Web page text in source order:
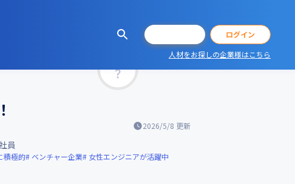
ログイン
人材をお探しの企業様はこちら
2026/5/8 更新
員
積極的 ベンチャー企業 女性エンジニアが活躍中